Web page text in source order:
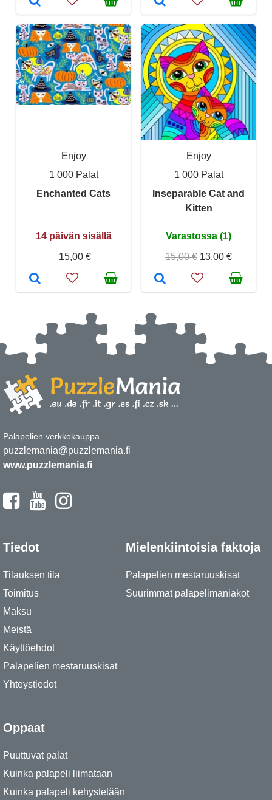
Enjoy
1 000 Palat
Enchanted Cats
14 päivän sisällä
15,00 €
Enjoy
1 000 Palat
Inseparable Cat and
Kitten
Varastossa (1)
15,00 € 13,00 €
Palapelien verkkokauppa
puzzlemania@puzzlemania.fi
www.puzzlemania.fi
Tiedot
Tilauksen tila
Toimitus
Maksu
Meistä
Käyttöehdot
Palapelien mestaruuskisat
Yhteystiedot
Mielenkiintoisia faktoja
Palapelien mestaruuskisat
Suurimmat palapelimaniakot
Oppaat
Puuttuvat palat
Kuinka palapeli liimataan
Kuinka palapeli kehystetään